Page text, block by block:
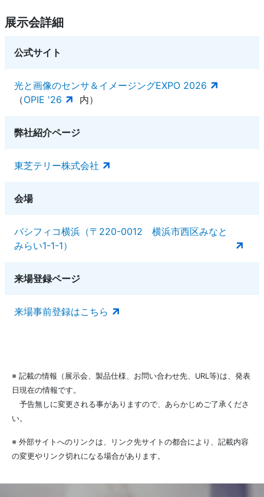
展示会詳細
公式サイト
光と画像のセンサ＆イメージングEXPO 2026
（OPIE '26 内）
弊社紹介ページ
東芝テリー株式会社
会場
パシフィコ横浜（〒220-0012 横浜市西区みなと
みらい1-1-1）
来場登録ページ
来場事前登録はこちら
※ 記載の情報（展示会、製品仕様、お問い合わせ先、URL等)は、発表
日現在の情報です。
予告無しに変更される事がありますので、あらかじめご了承くださ
い。
※ 外部サイトへのリンクは、リンク先サイトの都合により、記載内容
の変更やリンク切れになる場合があります。